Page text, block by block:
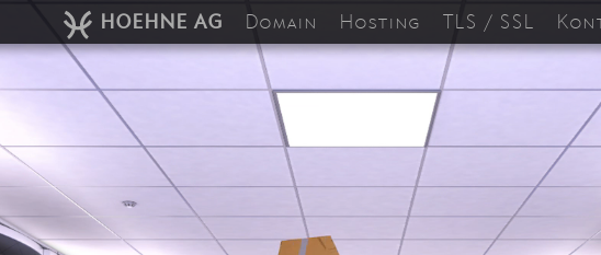
HOEHNE AG Domain Hosting TLS / SSL